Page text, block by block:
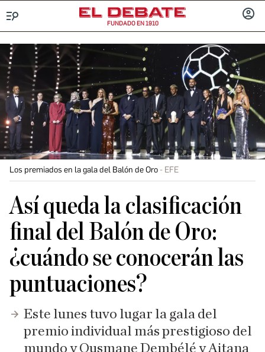
FUNDADO EN 1910
Los premiados en la gala del Balón de Oro EFE
Así queda la clasificación
final del Balón de Oro:
¿cuándo se conocerán las
puntuaciones?
Este lunes tuvo lugar la gala del
premio individual más prestigioso del
mundo y Ousmane Dembélé y Aitana